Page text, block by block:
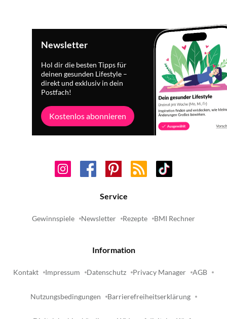
Newsletter
Hol dir die besten Tipps für
deinen gesunden Lifestyle –
direkt und exklusiv in dein
Postfach!
Kostenlos abonnieren
Service
Gewinnspiele Newsletter Rezepte BMI Rechner
Information
Kontakt Impressum Datenschutz Privacy Manager AGB
Nutzungsbedingungen Barrierefreiheitserklärung